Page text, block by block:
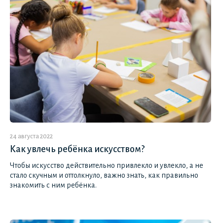
24 августа 2022
Как увлечь ребёнка искусством?
Чтобы искусство действительно привлекло и увлекло, а не
стало скучным и оттолкнуло, важно знать, как правильно
знакомить с ним ребёнка.